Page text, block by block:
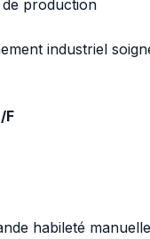
production
industriel
F
habileté manuelle